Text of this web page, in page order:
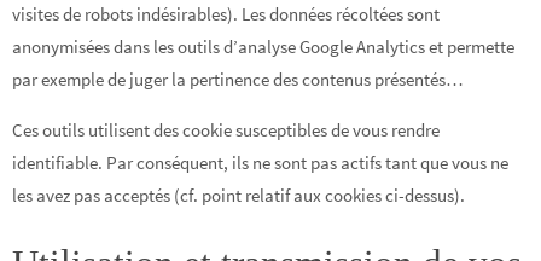
visites de robots indésirables). Les données récoltées sont
anonymisées dans les outils d’analyse Google Analytics et permette
par exemple de juger la pertinence des contenus présentés…
Ces outils utilisent des cookie susceptibles de vous rendre
identifiable. Par conséquent, ils ne sont pas actifs tant que vous ne
les avez pas acceptés (cf. point relatif aux cookies ci-dessus).